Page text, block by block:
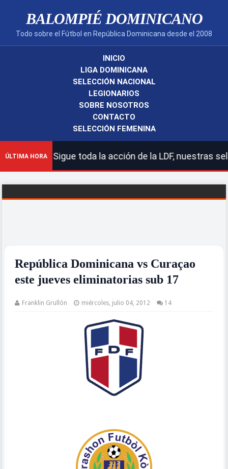
BALOMPIÉ DOMINICANO
Todo sobre el Fútbol en República Dominicana desde el 2008
INICIO
LIGA DOMINICANA
SELECCIÓN NACIONAL
LEGIONARIOS
SOBRE NOSOTROS
CONTACTO
SELECCIÓN FEMENINA
ÚLTIMA HORA
| Sigue toda la acción de la LDF, nuestras
República Dominicana vs Curaçao
este jueves eliminatorias sub 17
Franklin Grullón miércoles, julio 04, 2012 14